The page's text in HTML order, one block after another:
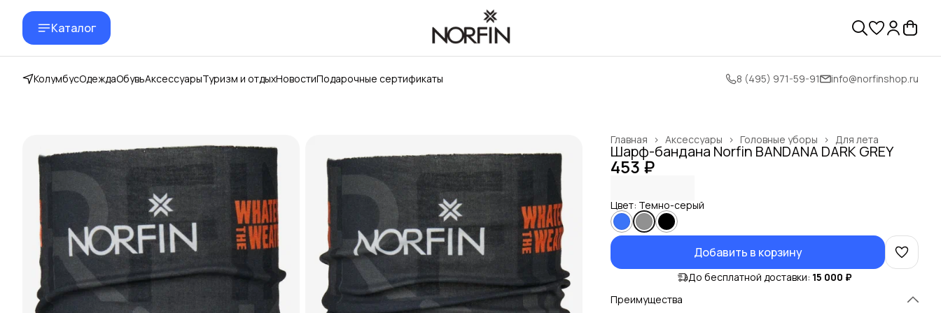
Каталог
КолумбусОдеждаОбувьАксессуарыТуризм и отдыхНовостиПодарочные сертификаты 8 (495) 971-59-91 info@norfinshop.ru
Для лета
Головные уборы ›
Аксессуары ›
Главная ›
Шарф-бандана Norfin BANDANA DARK GREY
453 ₽
Цвет: Темно-серый
Добавить в корзину
До бесплатной доставки: 15 000 ₽
Преимущества